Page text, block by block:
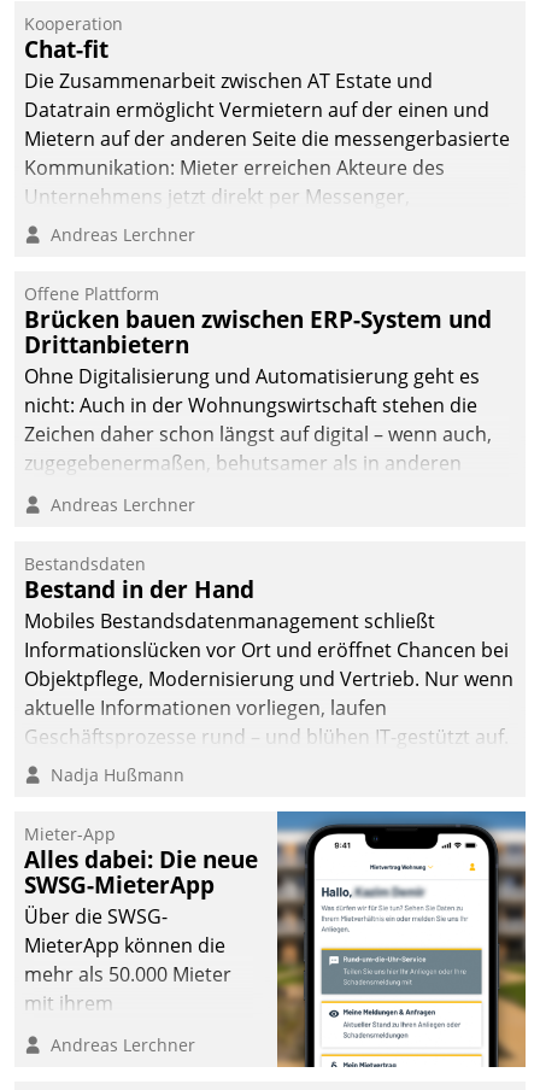
Kooperation
Chat-fit
Die Zusammenarbeit zwischen AT Estate und
Datatrain ermöglicht Vermietern auf der einen und
Mietern auf der anderen Seite die messengerbasierte
Kommunikation: Mieter erreichen Akteure des
Unternehmens jetzt direkt per Messenger,
Mitarbeiter oder Dienstleister empfangen oder
Andreas Lerchner
Offene Plattform
Brücken bauen zwischen ERP-System und
Drittanbietern
Ohne Digitalisierung und Automatisierung geht es
nicht: Auch in der Wohnungswirtschaft stehen die
Zeichen daher schon längst auf digital – wenn auch,
zugegebenermaßen, behutsamer als in anderen
Branchen.
Andreas Lerchner
Bestandsdaten
Bestand in der Hand
Mobiles Bestandsdatenmanagement schließt
Informationslücken vor Ort und eröffnet Chancen bei
Objektpflege, Modernisierung und Vertrieb. Nur wenn
aktuelle Informationen vorliegen, laufen
Geschäftsprozesse rund – und blühen IT-gestützt auf.
Nadja Hußmann
Mieter-App
Alles dabei: Die neue
SWSG-MieterApp
Über die SWSG-
MieterApp können die
mehr als 50.000 Mieter
mit ihrem
Wohnungsunternehmen
kommunizieren, auf dem
Andreas Lerchner